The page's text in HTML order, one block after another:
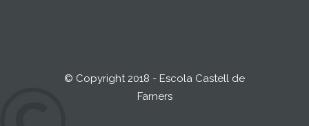
© Copyright 2018 - Escola Castell de
Farners